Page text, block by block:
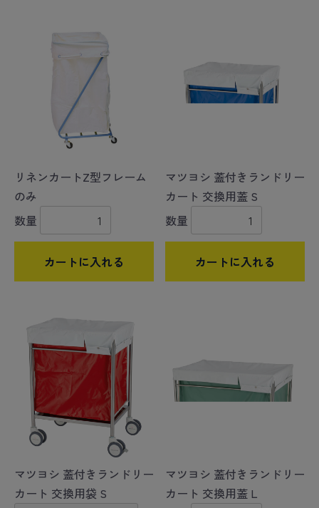
リネンカートZ型フレーム
のみ
数量
カートに入れる
マツヨシ 蓋付きランドリー
カート 交換用蓋 S
数量
カートに入れる
マツヨシ 蓋付きランドリー
カート 交換用袋 S
マツヨシ 蓋付きランドリー
カート 交換用蓋 L